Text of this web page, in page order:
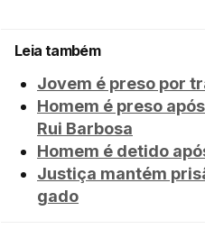
Leia também
Jovem é preso por
Homem é preso
Rui Barbosa
Homem é detido
Justiça mantém
gado